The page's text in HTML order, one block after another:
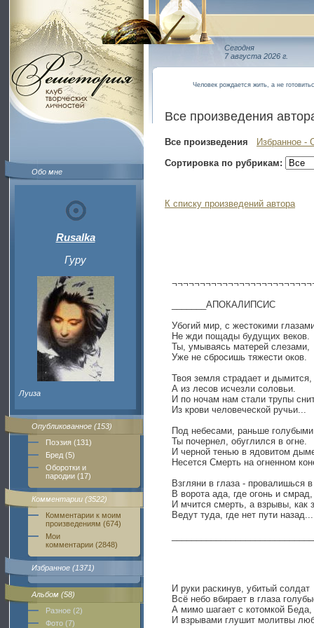
Обо мне
Rusalka
Гуру
Луиза
Опубликованное (153)
Поэзия (131)
Бред (5)
Оборотки и
пародии (17)
Комментарии (3522)
Комментарии к моим
произведениям (674)
Мои
комментарии (2848)
Избранное (1371)
Альбом (58)
Разное (2)
Фото (7)
Сегодня
7 августа 2026 г.
Человек рождается жить, а не
Все произведения
Все произведения
Избранное -
Сортировка по рубрикам:
К списку произведений автора
_______АПОКАЛИПСИС
Убогий мир, с жестокими
Не жди пощады будущих веков.
Ты, умываясь матерей слезами,
Уже не сбросишь тяжести оков.
Твоя земля страдает и дымится,
А из лесов исчезли соловьи.
И по ночам нам стали трупы
Из крови человеческой ручьи...
Под небесами, раньше
Ты почернел, обуглился в огне.
И черной тенью в ядовитом
Несется Смерть на огненном
Взгляни в глаза - провалишься
В ворота ада, где огонь и смрад,
И мчится смерть, а взрывы, как
Ведут туда, где нет пути назад...
И руки раскинув, убитый солдат
Всё небо вбирает в глаза
А мимо шагает с котомкой Беда,
И взрывами глушит молитвы